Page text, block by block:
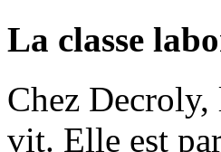
La classe
Chez Decroly,
vit. Elle est